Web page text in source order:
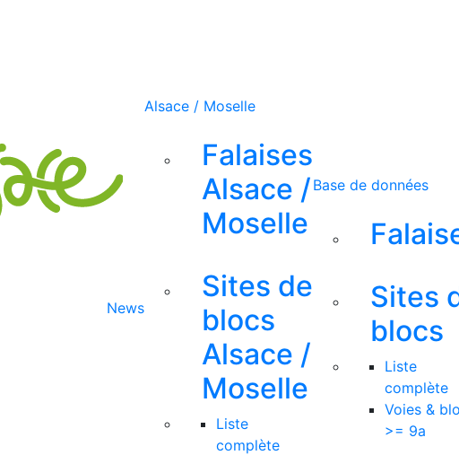
News
Alsace / Moselle
Falaises
Alsace /
Moselle
Sites de
blocs
Alsace /
Moselle
Liste
complète
Base de données
Sites
blocs
Liste
complète
Voies &
>= 9a